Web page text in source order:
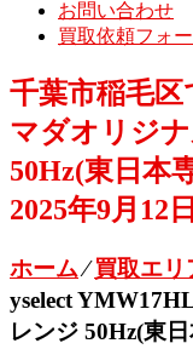
お問い合わせ
買取依頼フォ
千葉市稲毛区
マダオリジ
50Hz(東日本
2025年9月
ホーム⁄買取エリ
yselect
レンジ 50Hz(東